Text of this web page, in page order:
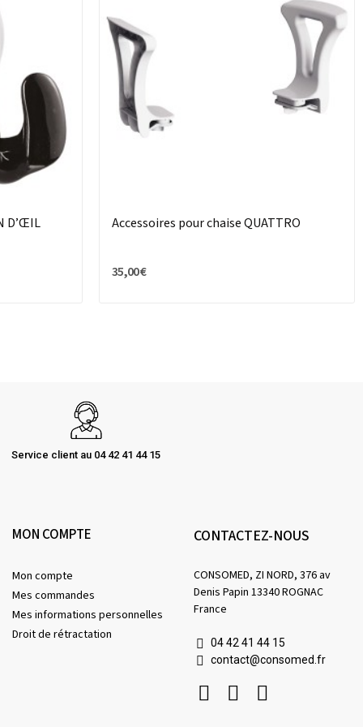
D’ŒIL Accessoires pour chaise QUATTRO
35,00 €
Service client au 04 42 41 44 15
MON COMPTE
Mon compte
Mes commandes
Mes informations personnelles
Droit de rétractation
CONTACTEZ-NOUS
CONSOMED, ZI NORD, 376 av
Denis Papin 13340 ROGNAC
France
04 42 41 44 15
contact@consomed.fr